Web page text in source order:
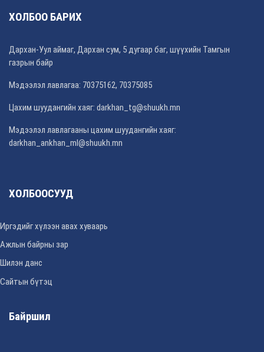
ХОЛБОО БАРИХ
Дархан-Уул аймаг, Дархан сум, 5 дугаар баг, шүүхийн Тамгын
газрын байр
Мэдээлэл лавлагаа: 70375162, 70375085
Цахим шуудангийн хаяг: darkhan_tg@shuukh.mn
Мэдээлэл лавлагааны цахим шуудангийн хаяг:
darkhan_ankhan_ml@shuukh.mn
ХОЛБООСУУД
Иргэдийг хүлээн авах хуваарь
Ажлын байрны зар
Шилэн данс
Сайтын бүтэц
Байршил